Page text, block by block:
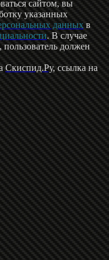
сайтом, вы
указанных
данныхв
. В случае
пользователь должен
Скиспид.Ру, ссылка на